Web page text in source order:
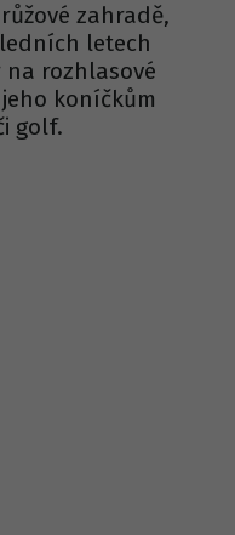
zahradě,
letech
rozhlasové
koníčkům
golf.